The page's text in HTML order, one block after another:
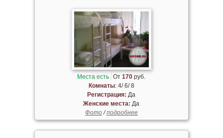
Места есть От170 руб.
Комнаты: 4/ 6/ 8
Регистрация: Да
Женские места: Да
Фото/подробнее